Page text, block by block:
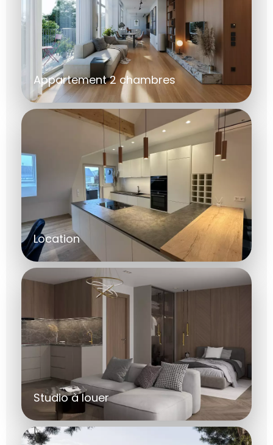
Appartement 2 chambres
Location
Studio à louer